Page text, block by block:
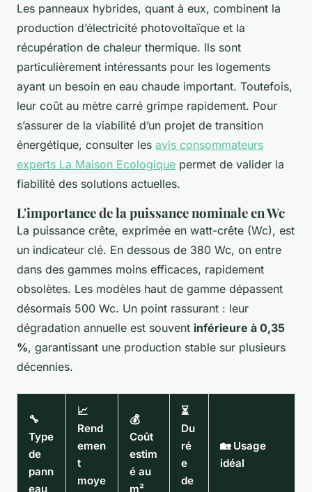
Les panneaux hybrides, quant à eux, combinent la
production d’électricité photovoltaïque et la
récupération de chaleur thermique. Ils sont
particulièrement intéressants pour les logements
ayant un besoin en eau chaude important. Toutefois,
leur coût au mètre carré grimpe rapidement. Pour
s’assurer de la viabilité d’un projet de transition
énergétique, consulter les avis consommateurs
experts La Maison Ecologique permet de valider la
fiabilité des solutions actuelles.
L'importance de la puissance nominale en Wc
La puissance crête, exprimée en watt-crête (Wc), est
un indicateur clé. En dessous de 380 Wc, on entre
dans des gammes moins efficaces, rapidement
obsolètes. Les modèles haut de gamme dépassent
désormais 500 Wc. Un point rassurant : leur
dégradation annuelle est souvent inférieure à 0,35
%, garantissant une production stable sur plusieurs
décennies.
🔧
Type
de
pann
eau
📈
Rend
emen
t
moye
💰
Coût
estim
é au
m²
⏳
Du
ré
e
de
🏡 Usage
idéal